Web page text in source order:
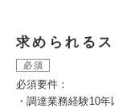
求められる
必須
必須要件：
・調達業務経験10年